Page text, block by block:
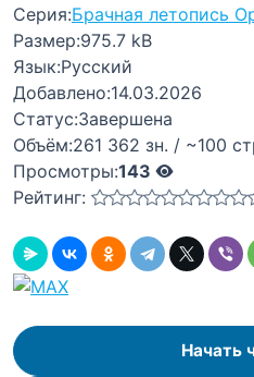
Серия:Брачная летопись
Размер:975.7 kB
Язык:Русский
Добавлено:14.03.2026
Статус:Завершена
Объём:261 362 зн. / ~100
Просмотры:143
Рейтинг:
Начать